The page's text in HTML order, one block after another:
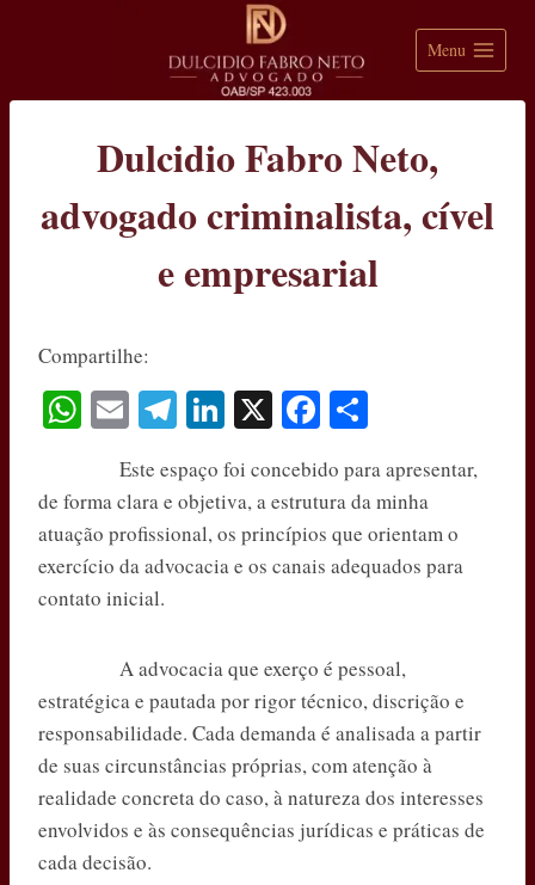
Conteúdo
Menu
Dulcidio Fabro Neto,
advogado criminalista, cível
e empresarial
Compartilhe:
W
ts
A
pp
E
ail
Te
gr
a
m
Li
ed
In
X Fa
bo
ok
re
Este espaço foi concebido para apresentar,
de forma clara e objetiva, a estrutura da minha
atuação profissional, os princípios que orientam o
exercício da advocacia e os canais adequados para
contato inicial.
A advocacia que exerço é pessoal,
estratégica e pautada por rigor técnico, discrição e
responsabilidade. Cada demanda é analisada a partir
de suas circunstâncias próprias, com atenção à
realidade concreta do caso, à natureza dos interesses
envolvidos e às consequências jurídicas e práticas de
cada decisão.